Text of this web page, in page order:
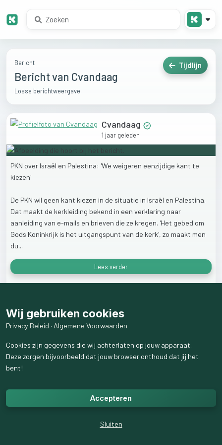
Bericht
Bericht van Cvandaag
Losse berichtweergave.
Tijdlijn
Cvandaag
1 jaar geleden
PKN over Israël en Palestina: 'We weigeren eenzijdige kant te
kiezen'
De PKN wil geen kant kiezen in de situatie in Israël en Palestina.
Dat maakt de kerkleiding bekend in een verklaring naar
aanleiding van e-mails en brieven die ze kregen. 'Het gebed om
Gods Koninkrijk is het uitgangspunt van de kerk', zo maakt men
du...
Lees verder
Wij gebruiken cookies
Privacy Beleid · Algemene Voorwaarden
Cookies zijn gegevens die wij achterlaten op jouw apparaat.
Deze zorgen bijvoorbeeld dat jouw browser onthoud dat jij het
bent!
Accepteren
Sluiten